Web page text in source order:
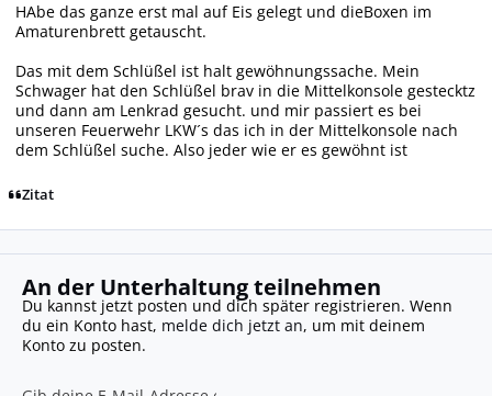
HAbe das ganze erst mal auf Eis gelegt und dieBoxen im
Amaturenbrett getauscht.
Das mit dem Schlüßel ist halt gewöhnungssache. Mein
Schwager hat den Schlüßel brav in die Mittelkonsole gestecktz
und dann am Lenkrad gesucht. und mir passiert es bei
unseren Feuerwehr LKW´s das ich in der Mittelkonsole nach
dem Schlüßel suche. Also jeder wie er es gewöhnt ist
Zitat
An der Unterhaltung teilnehmen
Du kannst jetzt posten und dich später registrieren. Wenn
du ein Konto hast, melde dich jetzt an, um mit deinem
Konto zu posten.